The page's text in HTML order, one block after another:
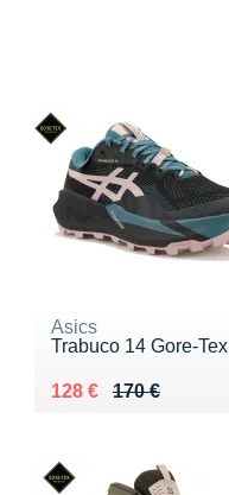
Asics
Trabuco 14 Gore-Tex
170 €
Au lieu de 170 €
128 €
Vendu 128 €